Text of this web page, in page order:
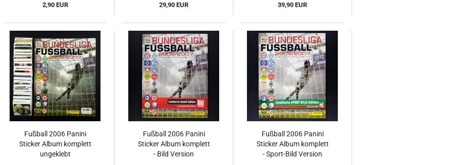
2,90 EUR 29,90 EUR 39,90 EUR
Fußball 2006 Panini
Sticker Album komplett
ungeklebt
Fußball 2006 Panini
Sticker Album komplett
- Bild Version
Fußball 2006 Panini
Sticker Album komplett
- Sport-Bild Version